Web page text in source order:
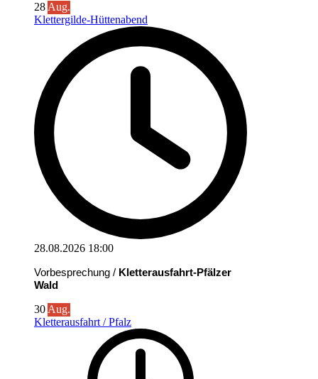
28Aug.
Klettergilde-Hüttenabend
28.08.2026 18:00
Vorbesprechung / Kletterausfahrt-Pfälzer
Wald
30Aug.
Kletterausfahrt / Pfalz